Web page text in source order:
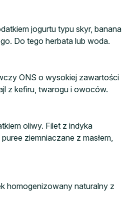
jogurtu typu skyr, banana
Do tego herbata lub woda.
ONS o wysokiej zawartości
z kefiru, twarogu i owoców.
oliwy. Filet z indyka
ziemniaczane z masłem,
homogenizowany naturalny z